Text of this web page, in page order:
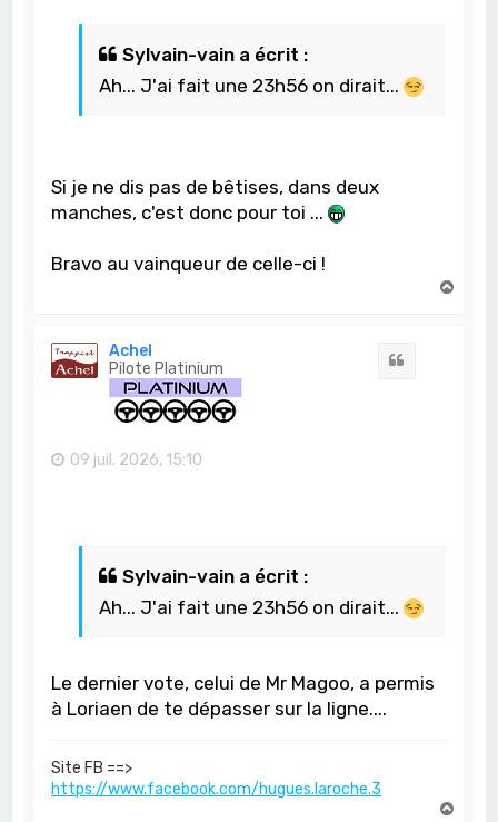
Sylvain-vain a écrit :
Ah... J'ai fait une 23h56 on dirait...
Si je ne dis pas de bêtises, dans deux
manches, c'est donc pour toi ...
Bravo au vainqueur de celle-ci !
Achel
Pilote Platinium
09 juil. 2026, 15:10
Sylvain-vain a écrit :
Ah... J'ai fait une 23h56 on dirait...
Le dernier vote, celui de Mr Magoo, a permis
à Loriaen de te dépasser sur la ligne....
Site FB ==>
https://www.facebook.com/hugues.laroche.3